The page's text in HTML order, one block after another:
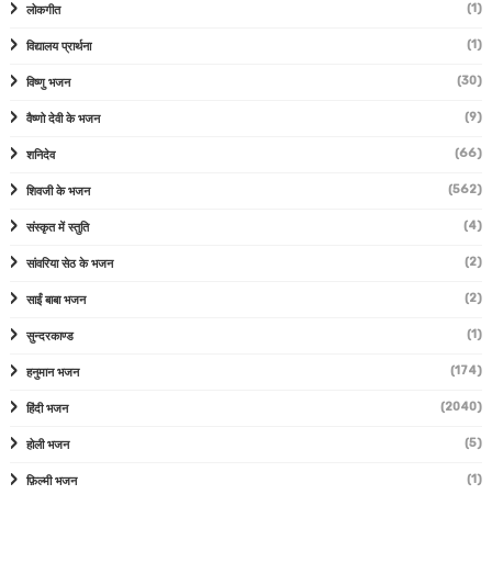
लोकगीत (1)
विद्यालय प्रार्थना (1)
विष्णु भजन (30)
वैष्णो देवी के भजन (9)
शनिदेव (66)
शिवजी के भजन (562)
संस्कृत में स्तुति (4)
सांवरिया सेठ के भजन (2)
साईं बाबा भजन (2)
सुन्दरकाण्ड (1)
हनुमान भजन (174)
हिंदी भजन (2040)
होली भजन (5)
फ़िल्मी भजन (1)